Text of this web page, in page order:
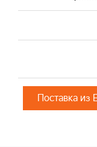
Поставка из